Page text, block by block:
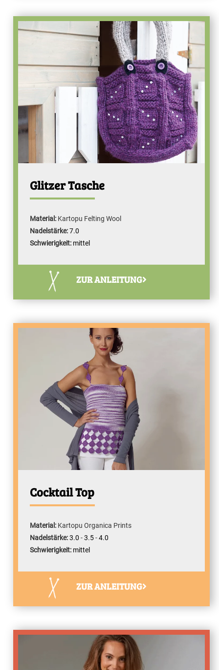
Glitzer Tasche
Material: Kartopu Felting Wool
Nadelstärke:7.0
Schwierigkeit: mittel
ZUR ANLEITUNG
Cocktail Top
Material: Kartopu Organica Prints
Nadelstärke:3.0 -3.5-4.0
Schwierigkeit: mittel
ZUR ANLEITUNG